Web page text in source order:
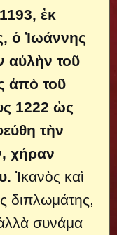
ἐκ
ὁ Ἰωάννης
αὐλὴν τοῦ
ἀπὸ τοῦ
1222 ὡς
τὴν
χήραν
Ἱκανὸς καὶ
διπλωμάτης,
συνάμα